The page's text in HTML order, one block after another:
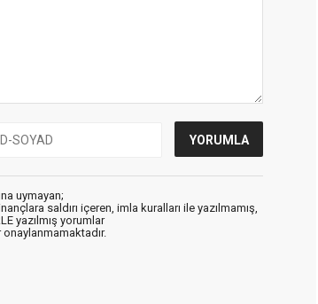
uymayan;
saldırı içeren, imla kuralları ile yazılmamış,
yazılmış yorumlar
onaylanmamaktadır.